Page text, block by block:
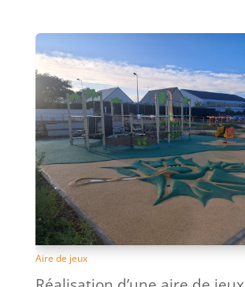
Aire de jeux